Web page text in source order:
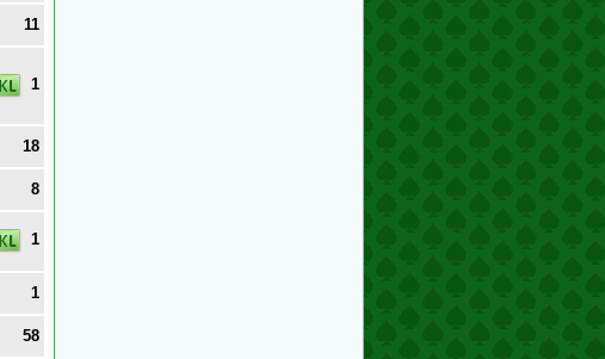
11
1
18
8
1
1
58